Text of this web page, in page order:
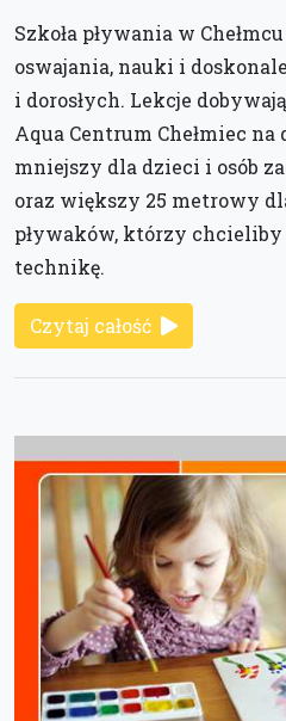
Szkoła pływania w
oswajania, nauki i
i dorosłych. Lekcje
Aqua Centrum Chełmiec na
mniejszy dla dzieci i osób
oraz większy 25 metrowy
pływaków, którzy chcieliby
technikę.
Czytaj całość